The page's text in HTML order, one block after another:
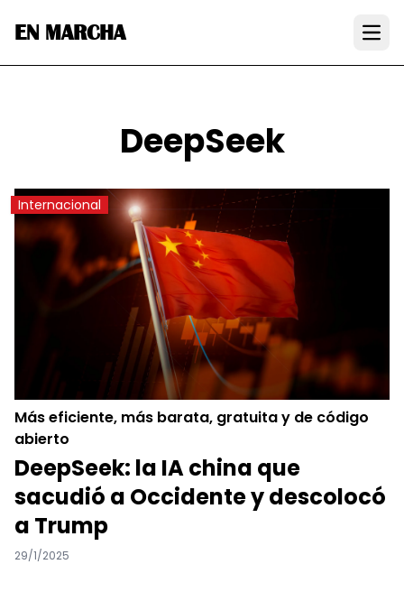
EN MARCHA
DeepSeek
Internacional
Más eficiente, más barata, gratuita y de código
abierto
DeepSeek: la IA china que
sacudió a Occidente y descolocó
a Trump
29/1/2025